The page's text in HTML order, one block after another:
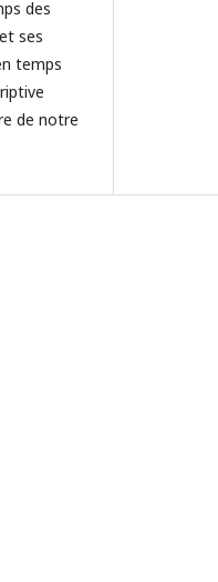
des
ses
temps
de notre